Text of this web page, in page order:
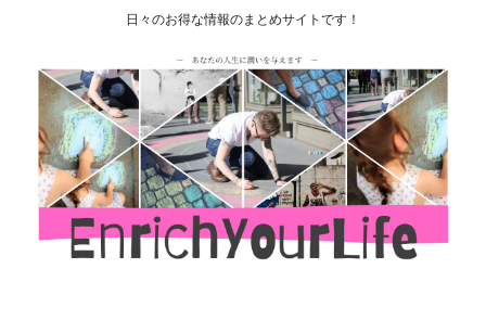
日々のお得な情報のまとめサイトです！